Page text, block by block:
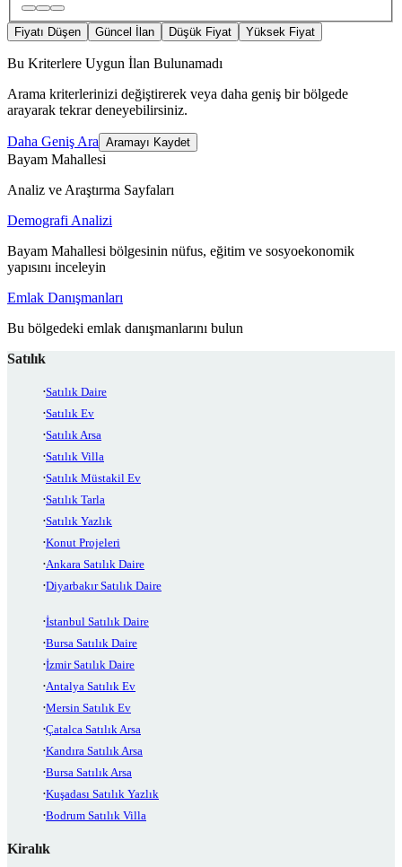
Fiyatı Düşen Güncel İlan Düşük Fiyat Yüksek Fiyat
Bu Kriterlere Uygun İlan Bulunamadı
Arama kriterlerinizi değiştirerek veya daha geniş bir bölgede
arayarak tekrar deneyebilirsiniz.
Daha Geniş Ara Aramayı Kaydet
Bayam Mahallesi
Analiz ve Araştırma Sayfaları
Demografi Analizi
Bayam Mahallesi bölgesinin nüfus, eğitim ve sosyoekonomik
yapısını inceleyin
Emlak Danışmanları
Bu bölgedeki emlak danışmanlarını bulun
Satılık
Satılık Daire
Satılık Ev
Satılık Arsa
Satılık Villa
Satılık Müstakil Ev
Satılık Tarla
Satılık Yazlık
Konut Projeleri
Ankara Satılık Daire
Diyarbakır Satılık Daire
İstanbul Satılık Daire
Bursa Satılık Daire
İzmir Satılık Daire
Antalya Satılık Ev
Mersin Satılık Ev
Çatalca Satılık Arsa
Kandıra Satılık Arsa
Bursa Satılık Arsa
Kuşadası Satılık Yazlık
Bodrum Satılık Villa
Kiralık